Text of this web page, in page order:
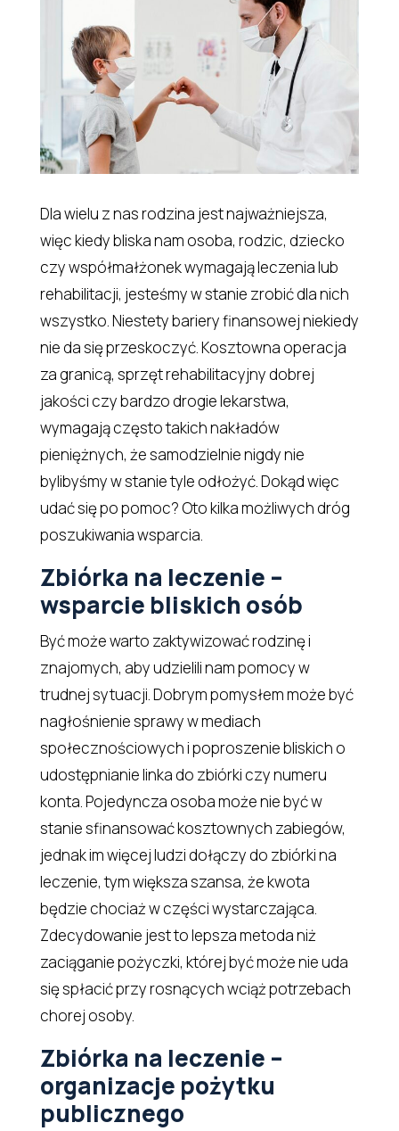
Dla wielu z nas rodzina jest najważniejsza,
więc kiedy bliska nam osoba, rodzic, dziecko
czy współmałżonek wymagają leczenia lub
rehabilitacji, jesteśmy w stanie zrobić dla nich
wszystko. Niestety bariery finansowej niekiedy
nie da się przeskoczyć. Kosztowna operacja
za granicą, sprzęt rehabilitacyjny dobrej
jakości czy bardzo drogie lekarstwa,
wymagają często takich nakładów
pieniężnych, że samodzielnie nigdy nie
bylibyśmy w stanie tyle odłożyć. Dokąd więc
udać się po pomoc? Oto kilka możliwych dróg
poszukiwania wsparcia.
Zbiórka na leczenie –
wsparcie bliskich osób
Być może warto zaktywizować rodzinę i
znajomych, aby udzielili nam pomocy w
trudnej sytuacji. Dobrym pomysłem może być
nagłośnienie sprawy w mediach
społecznościowych i poproszenie bliskich o
udostępnianie linka do zbiórki czy numeru
konta. Pojedyncza osoba może nie być w
stanie sfinansować kosztownych zabiegów,
jednak im więcej ludzi dołączy do zbiórki na
leczenie, tym większa szansa, że kwota
będzie chociaż w części wystarczająca.
Zdecydowanie jest to lepsza metoda niż
zaciąganie pożyczki, której być może nie uda
się spłacić przy rosnących wciąż potrzebach
chorej osoby.
Zbiórka na leczenie –
organizacje pożytku
publicznego